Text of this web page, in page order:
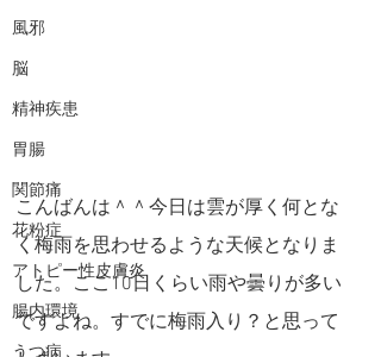
風邪
脳
精神疾患
胃腸
関節痛
花粉症
アトピー性皮膚炎
腸内環境
うつ病
こんばんは＾＾今日は雲が厚く何とな
く梅雨を思わせるような天候となりま
した。ここ10日くらい雨や曇りが多い
ですよね。すでに梅雨入り？と思って